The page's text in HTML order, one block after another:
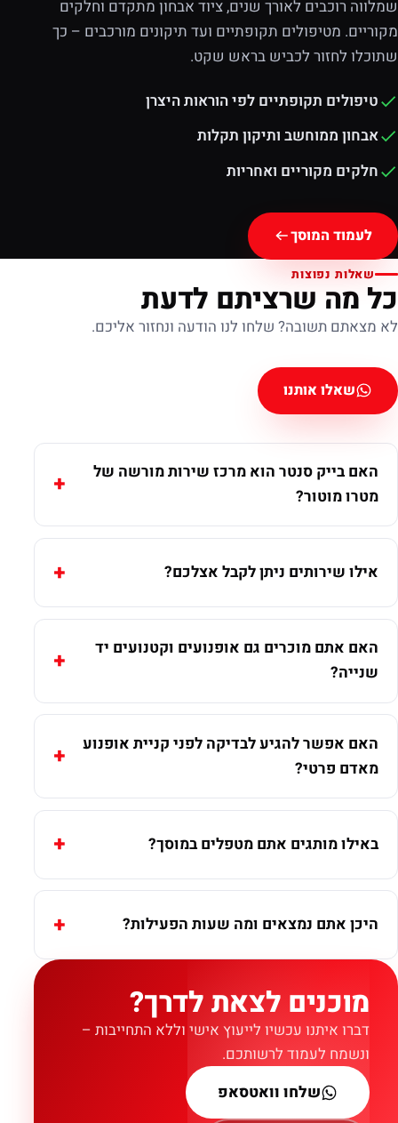
שמלווה רוכבים לאורך שנים, ציוד אבחון מתקדם וחלקים
מקוריים. מטיפולים תקופתיים ועד תיקונים מורכבים – כך
שתוכלו לחזור לכביש בראש שקט.
טיפולים תקופתיים לפי הוראות היצרן
אבחון ממוחשב ותיקון תקלות
חלקים מקוריים ואחריות
לעמוד המוסך
שאלות נפוצות
כל מה שרציתם לדעת
לא מצאתם תשובה? שלחו לנו הודעה ונחזור אליכם.
שאלו אותנו
האם בייק סנטר הוא מרכז שירות מורשה של
מטרו מוטור?
אילו שירותים ניתן לקבל אצלכם?
האם אתם מוכרים גם אופנועים וקטנועים יד
שנייה?
האם אפשר להגיע לבדיקה לפני קניית אופנוע
מאדם פרטי?
באילו מותגים אתם מטפלים במוסך?
היכן אתם נמצאים ומה שעות הפעילות?
מוכנים לצאת לדרך?
דברו איתנו עכשיו לייעוץ אישי וללא התחייבות –
ונשמח לעמוד לרשותכם.
שלחו וואטסאפ